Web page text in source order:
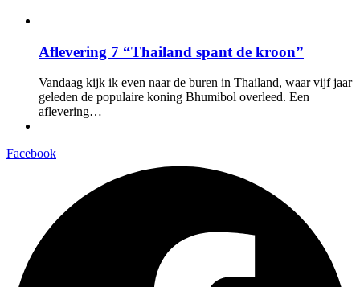
Aflevering 7 “Thailand spant de kroon”
Vandaag kijk ik even naar de buren in Thailand, waar vijf jaar
geleden de populaire koning Bhumibol overleed. Een
aflevering…
Facebook